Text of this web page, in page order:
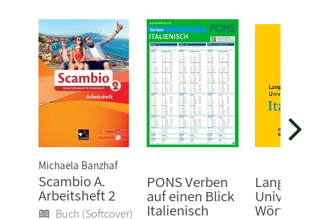
Michaela Banzhaf
Scambio A.
Arbeitsheft 2
Buch (Softcover)
PONS Verben
auf einen Blick
Italienisch
Universal-